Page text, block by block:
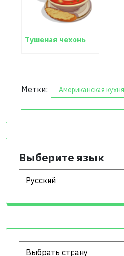
Тушеная чехонь
Метки: Американская кухня
Выберите язык
Выберите язык